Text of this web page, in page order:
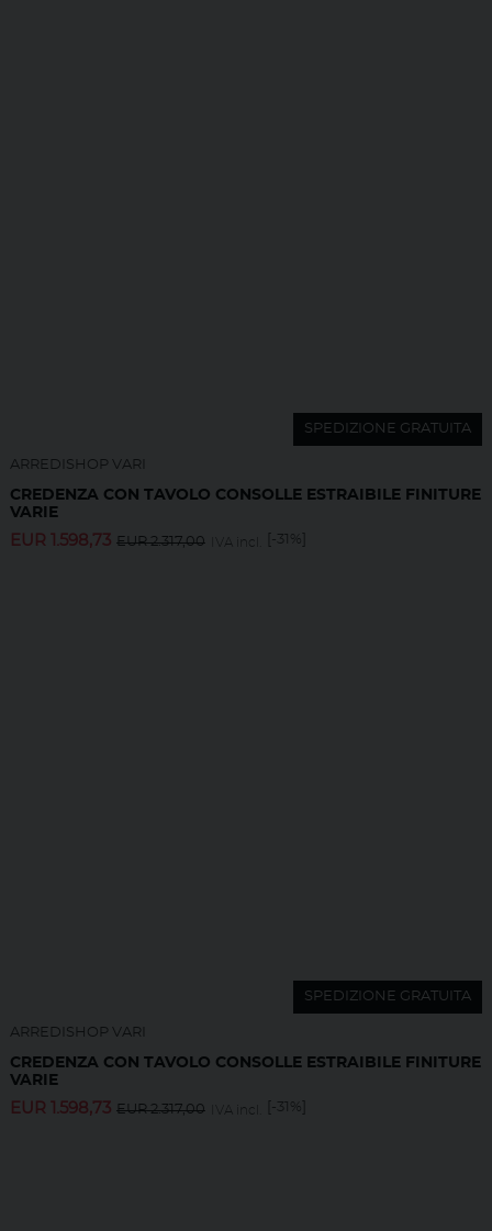
SPEDIZIONE GRATUITA
ARREDISHOP VARI
CREDENZA CON TAVOLO CONSOLLE ESTRAIBILE FINITURE
VARIE
EUR 1.598,73 EUR2.317,00 IVA incl. [-31%]
SPEDIZIONE GRATUITA
ARREDISHOP VARI
CREDENZA CON TAVOLO CONSOLLE ESTRAIBILE FINITURE
VARIE
EUR 1.598,73 EUR2.317,00 IVA incl. [-31%]